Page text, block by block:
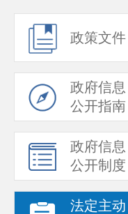
政策文件
政府信息
公开指南
政府信息
公开制度
法定主动